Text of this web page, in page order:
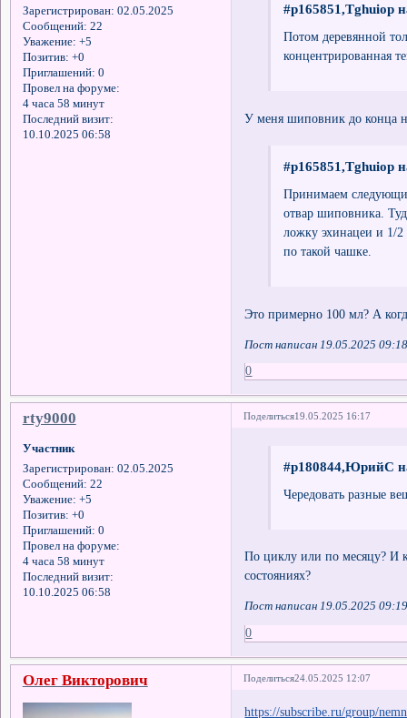
Зарегистрирован: 02.05.2025
Сообщений: 22
Уважение: +5
Позитив: +0
Приглашений: 0
Провел на форуме:
4 часа 58 минут
Последний визит:
10.10.2025 06:58
#p165851,Tghuiop
Потом деревянной
концентрированная
У меня шиповник до конца
#p165851,Tghuiop
Принимаем
отвар шиповника.
ложку эхинацеи и 1/
по такой чашке.
Это примерно 100 мл? А
Пост написан 19.05.2025
0
Поделиться19.05.2025 16:17
rty9000
Участник
Зарегистрирован: 02.05.2025
Сообщений: 22
Уважение: +5
Позитив: +0
Приглашений: 0
Провел на форуме:
4 часа 58 минут
Последний визит:
10.10.2025 06:58
#p180844,ЮрийС
Чередовать разные
По циклу или по месяцу? И
состояниях?
Пост написан 19.05.2025
0
Поделиться24.05.2025 12:07
Олег Викторович
https://subscribe.ru/group/